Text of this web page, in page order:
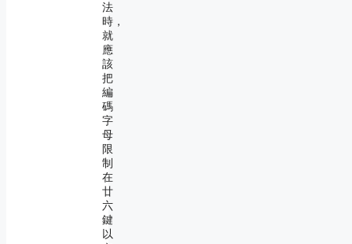
法
時，
就
應
該
把
編
碼
字
母
限
制
在
廿
六
鍵
以